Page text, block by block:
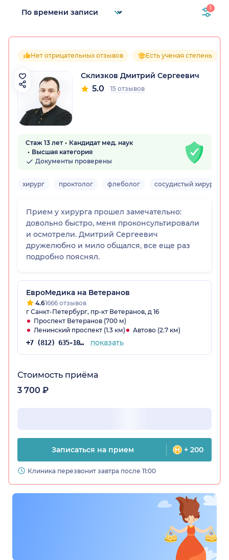
1
Нет отрицательных отзывов Есть ученая степень
Склизков Дмитрий Сергеевич
5.0 15 отзывов
Стаж 13 лет
Кандидат мед. наук
Высшая категория
Документы проверены
хирург проктолог флеболог сосудистый хирург
Прием у хирурга прошел замечательно:
довольно быстро, меня проконсультировали
и осмотрели. Дмитрий Сергеевич
дружелюбно и мило общался, все еще раз
подробно пояснял.
ЕвроМедика на Ветеранов
4.61666 отзывов
г Санкт-Петербург, пр-кт Ветеранов, д 16
Проспект Ветеранов (700 м)
Ленинский проспект (1.3 км)
Автово (2.7 км)
+7 (812) 635-10-38 показать
Стоимость приёма
3 700 ₽
Записаться на прием + 200
Клиника перезвонит завтра после 11:00